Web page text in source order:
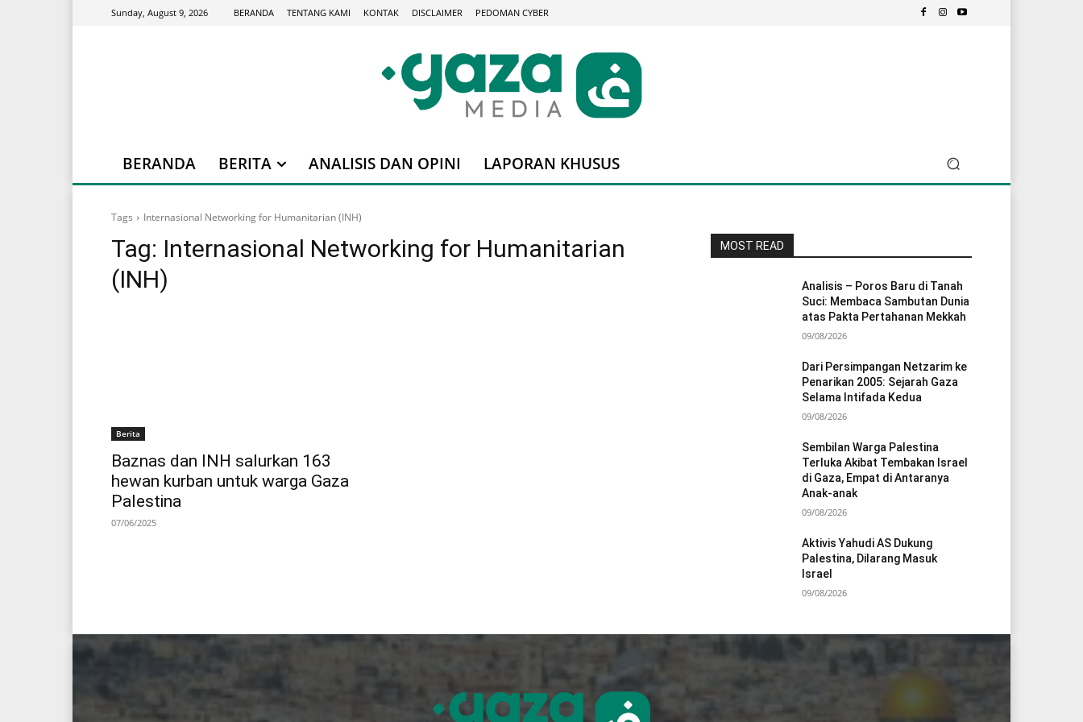
Sunday, August 9, 2026 BERANDA TENTANG KAMI KONTAK DISCLAIMER PEDOMAN CYBER
BERANDA BERITA ANALISIS DAN OPINI LAPORAN KHUSUS
Tags Internasional Networking for Humanitarian (INH)
Tag: Internasional Networking for Humanitarian
(INH)
Berita
Baznas dan INH salurkan 163
hewan kurban untuk warga Gaza
Palestina
07/06/2025
MOST READ
Analisis – Poros Baru di Tanah
Suci: Membaca Sambutan Dunia
atas Pakta Pertahanan Mekkah
09/08/2026
Dari Persimpangan Netzarim ke
Penarikan 2005: Sejarah Gaza
Selama Intifada Kedua
09/08/2026
Sembilan Warga Palestina
Terluka Akibat Tembakan Israel
di Gaza, Empat di Antaranya
Anak-anak
09/08/2026
Aktivis Yahudi AS Dukung
Palestina, Dilarang Masuk
Israel
09/08/2026